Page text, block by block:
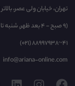
تهران، خیابان ولی عصر، بالاتر از
(9 صبح - 4 بعد ظهر, شنبه تا چهارشنبه)
(021) 88997938~41
info@ariana-online.com